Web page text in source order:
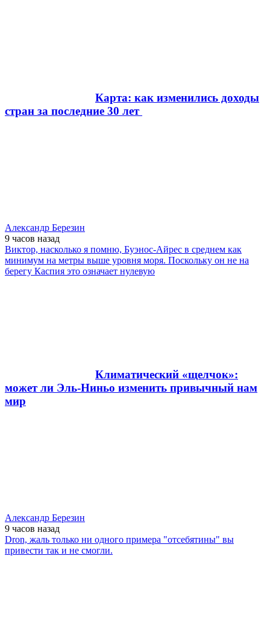
Карта: как изменились доходы
стран за последние 30 лет
Александр Березин
9 часов назад
Виктор, насколько я помню, Буэнос-Айрес в среднем как
минимум на метры выше уровня моря. Поскольку он не на
берегу Каспия это означает нулевую
Климатический «щелчок»:
может ли Эль-Ниньо изменить привычный нам
мир
Александр Березин
9 часов назад
Dron, жаль только ни одного примера "отсебятины" вы
привести так и не смогли.